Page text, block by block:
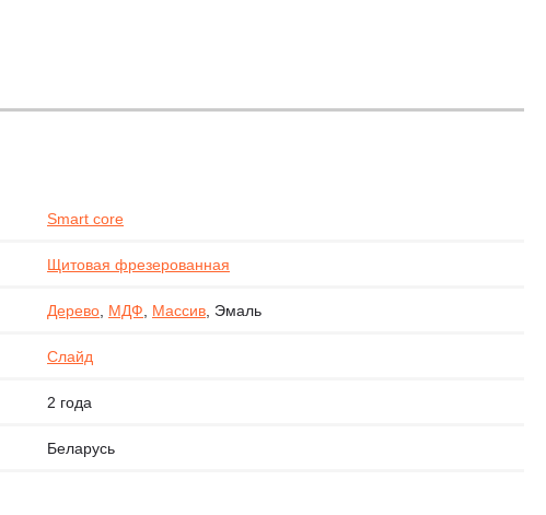
Smart core
Щитовая фрезерованная
Дерево, МДФ, Массив, Эмаль
Слайд
2 года
Беларусь